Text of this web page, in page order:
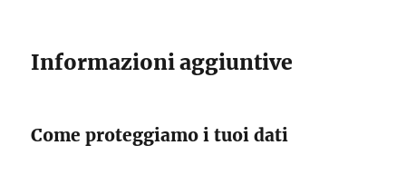
Informazioni aggiuntive
Come proteggiamo i tuoi dati